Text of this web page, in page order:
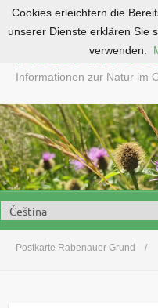
o
c
o
n
t
e
n
Natur im
Informationen zur Natur im
Postkarte Rabenauer Grund
Cookies erleichtern die
unserer Dienste erklären Sie
verwenden.